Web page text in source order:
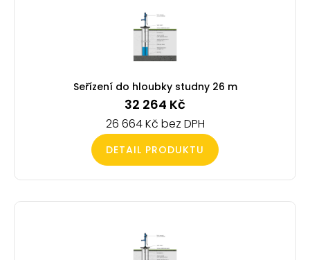
Seřízení do hloubky studny 26 m
32 264 Kč
26 664Kč
DETAIL PRODUKTU